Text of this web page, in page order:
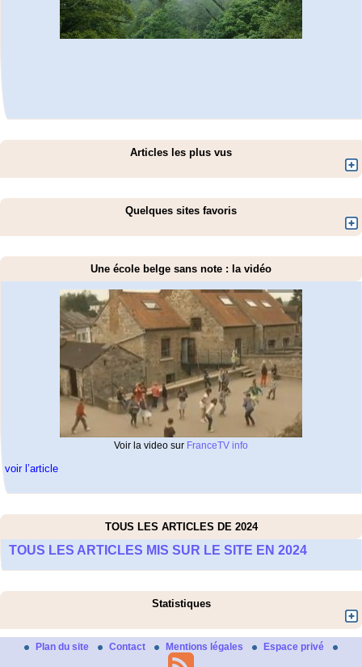
Articles les plus vus
Quelques sites favoris
Une école belge sans note : la vidéo
Voir la video sur FranceTV info
voir l’article
TOUS LES ARTICLES DE 2024
TOUS LES ARTICLES MIS SUR LE SITE EN 2024
Statistiques
Plan du site Contact Mentions légales Espace privé